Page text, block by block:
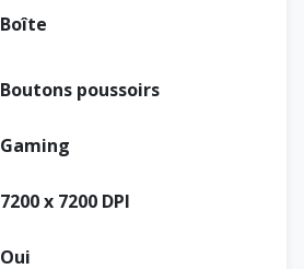
Boîte
Boutons poussoirs
Gaming
7200 x 7200 DPI
Oui